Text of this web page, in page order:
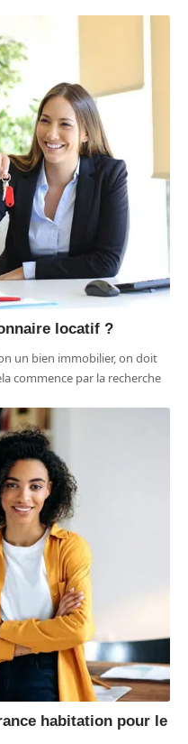
locatif ?
un bien immobilier, on doit
commence par la recherche
habitation pour le